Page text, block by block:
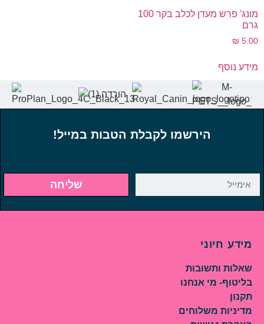
מונג' פרש מעדן לכלב בקר 100
גרם
₪ 5.00
מידע נוסף
הירשמו לקבלת הטבות במייל!
שליחה
מידע חיוני
שאלות ותשובות
בליטוף- מי אנחנו
תקנון
מדיניות משלוחים